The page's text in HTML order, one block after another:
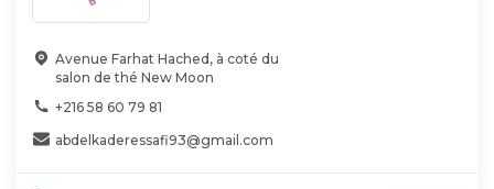
Avenue Farhat Hached, à coté du
salon de thé New Moon
+216 58 60 79 81
abdelkaderessafi93@gmail.com